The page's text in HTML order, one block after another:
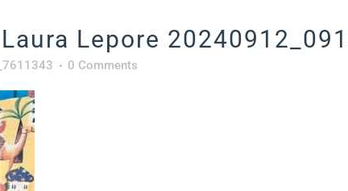
Lepore
0 Comments